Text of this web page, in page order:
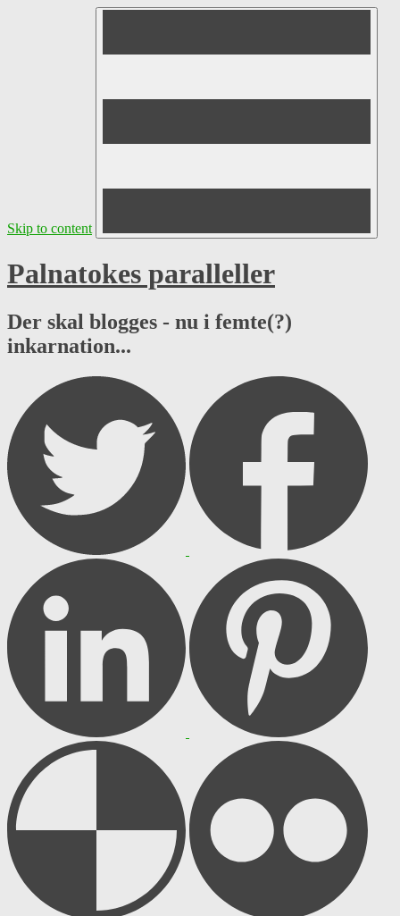
Skip to content
Palnatokes paralleller
Der skal blogges - nu i femte(?)
inkarnation...